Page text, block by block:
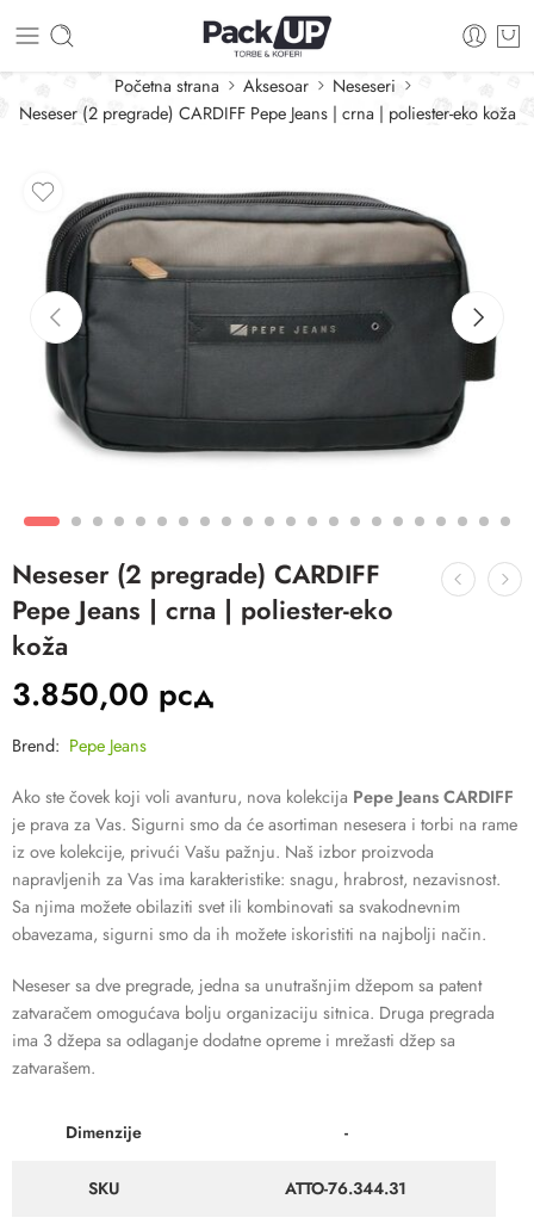
Početna strana Aksesoar
Neseseri
Neseser (2 pregrade) CARDIFF Pepe Jeans | crna | poliester-eko koža
Neseser (2 pregrade) CARDIFF
Pepe Jeans | crna | poliester-eko
koža
3.850,00 рсд
Brend: Pepe Jeans
Ako ste čovek koji voli avanturu, nova kolekcija Pepe Jeans CARDIFF
je prava za Vas. Sigurni smo da će asortiman nesesera i torbi na rame
iz ove kolekcije, privući Vašu pažnju. Naš izbor proizvoda
napravljenih za Vas ima karakteristike: snagu, hrabrost, nezavisnost.
Sa njima možete obilaziti svet ili kombinovati sa svakodnevnim
obavezama, sigurni smo da ih možete iskoristiti na najbolji način.
Neseser sa dve pregrade, jedna sa unutrašnjim džepom sa patent
zatvaračem omogućava bolju organizaciju sitnica. Druga pregrada
ima 3 džepa sa odlaganje dodatne opreme i mrežasti džep sa
zatvarašem.
Dimenzije -
SKU ATTO-76.344.31